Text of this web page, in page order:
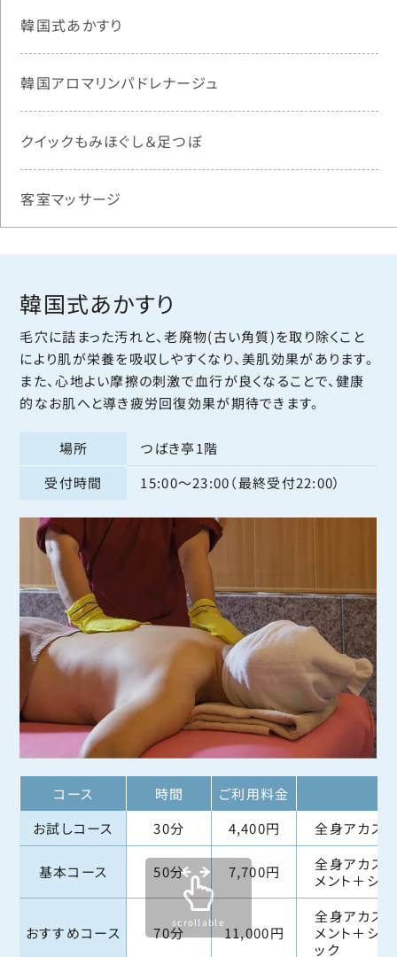
韓国式あかすり
韓国アロマリンパドレナージュ
クイックもみほぐし＆足つぼ
客室マッサージ
韓国式あかすり
毛穴に詰まった汚れと、老廃物(古い角質)を取り除くこと
により肌が栄養を吸収しやすくなり、美肌効果があります。
また、心地よい摩擦の刺激で血行が良くなることで、健康
的なお肌へと導き疲労回復効果が期待できます。
場所
つばき亭1階
受付時間
15:00〜23:00（最終受付22:00）
コース 時間
ご利用料金
お試しコース
30分 4,400円 全身アカス
基本コース 50分 7,700円
全身アカス
メント＋シ
おすすめコース 70分 11,000円
全身アカス
メント＋シ
ック
scrollable